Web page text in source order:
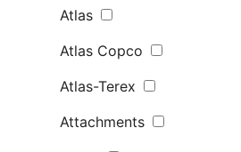
Atlas
Atlas Copco
Atlas-Terex
Attachments